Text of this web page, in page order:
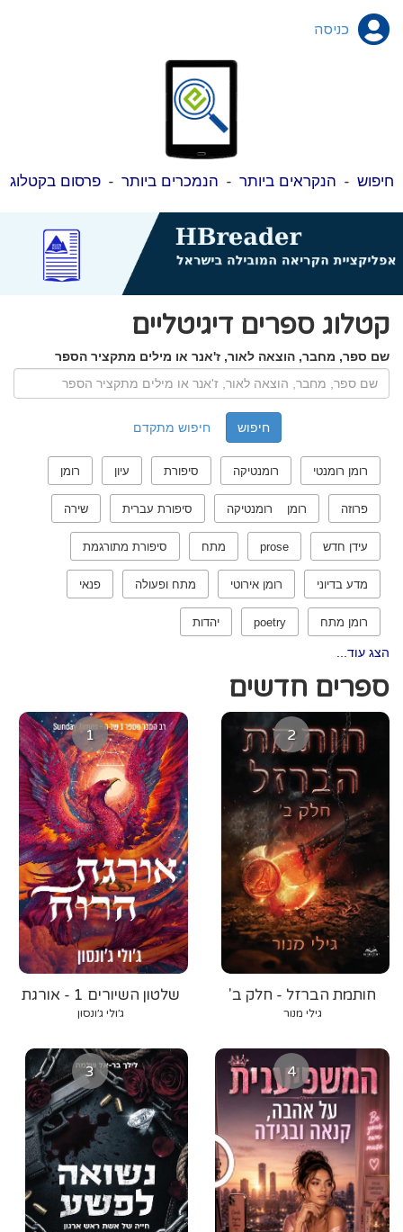
כניסה
חיפוש - הנקראים ביותר - הנמכרים ביותר -פרסום בקטלוג
קטלוג ספרים דיגיטליים
שם ספר, מחבר, הוצאה לאור, ז'אנר או מילים מתקציר הספר
חיפוש מתקדם
רומן רומנטי רומנטיקה סיפורת עיון רומן
פרוזה רומן רומנטיקה סיפורת עברית שירה
עידן חדש prose מתח סיפורת מתורגמת
מדע בדיוני רומן אירוטי מתח ופעולה פנאי
רומן מתח poetry יהדות
הצג עוד...
ספרים חדשים
1
שלטון השיורים 1 - אורגת
הרוח
ג׳ולי ג׳ונסון
2
חותמת הברזל - חלק ב'
גילי מנור
3 4